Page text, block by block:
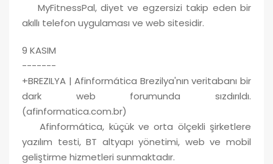
MyFitnessPal, diyet ve egzersizi takip eden bir
akıllı telefon uygulaması ve web sitesidir.
9 KASIM
-------
+BREZILYA | Afinformática Brezilya'nın veritabanı bir
dark web forumunda sızdırıldı.
(afinformatica.com.br)
Afinformática, küçük ve orta ölçekli şirketlere
yazılım testi, BT altyapı yönetimi, web ve mobil
geliştirme hizmetleri sunmaktadır.